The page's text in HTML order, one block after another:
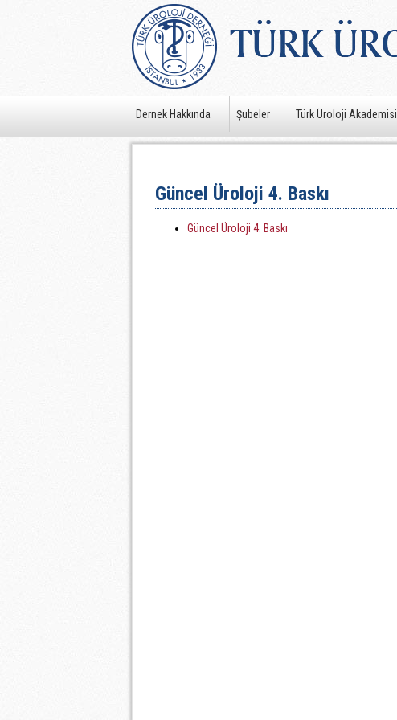
Dernek Hakkında Şubeler Türk Üroloji Akademisi
Güncel Üroloji 4. Baskı
Güncel Üroloji 4. Baskı